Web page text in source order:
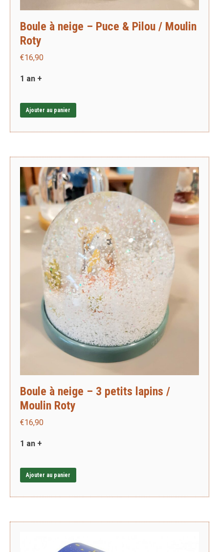
Boule à neige – Puce & Pilou / Moulin
Roty
€16,90
1 an +
Ajouter au panier
Boule à neige – 3 petits lapins /
Moulin Roty
€16,90
1 an +
Ajouter au panier